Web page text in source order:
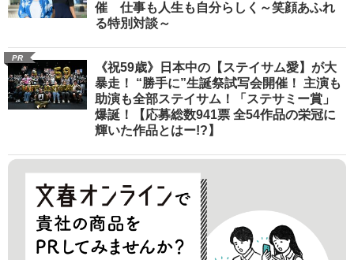
催 仕事も人生も自分らしく～笑顔あふれ
る特別対談～
PR
《祝59歳》日本中の【ステイサム愛】が大
暴走！ “勝手に”生誕祭試写会開催！ 主演も
助演も全部ステイサム！「ステサミー賞」
爆誕！【応募総数941票 全54作品の栄冠に
輝いた作品とはー!?】